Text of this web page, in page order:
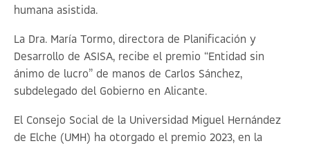
humana asistida.
La Dra. María Tormo, directora de Planificación y
Desarrollo de ASISA, recibe el premio “Entidad sin
ánimo de lucro” de manos de Carlos Sánchez,
subdelegado del Gobierno en Alicante.
El Consejo Social de la Universidad Miguel Hernández
de Elche (UMH) ha otorgado el premio 2023, en la